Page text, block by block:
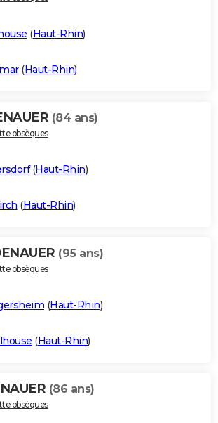
(Haut-Rhin)
(Haut-Rhin)
(84 ans)
obsèques
(Haut-Rhin)
(Haut-Rhin)
(95 ans)
obsèques
(Haut-Rhin)
(Haut-Rhin)
(86 ans)
obsèques